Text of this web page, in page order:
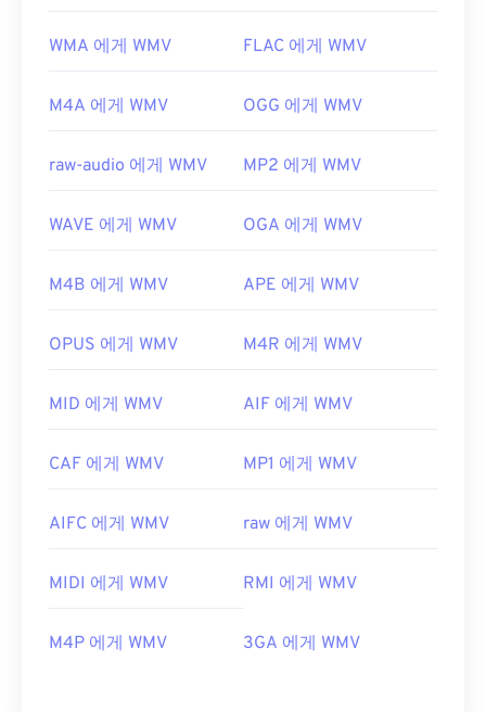
WMA 에게 WMV FLAC 에게 WMV
M4A 에게 WMV OGG 에게 WMV
raw-audio 에게 WMV MP2 에게 WMV
WAVE 에게 WMV OGA 에게 WMV
M4B 에게 WMV APE 에게 WMV
OPUS 에게 WMV M4R 에게 WMV
MID 에게 WMV AIF 에게 WMV
CAF 에게 WMV MP1 에게 WMV
AIFC 에게 WMV raw 에게 WMV
MIDI 에게 WMV RMI 에게 WMV
M4P 에게 WMV 3GA 에게 WMV